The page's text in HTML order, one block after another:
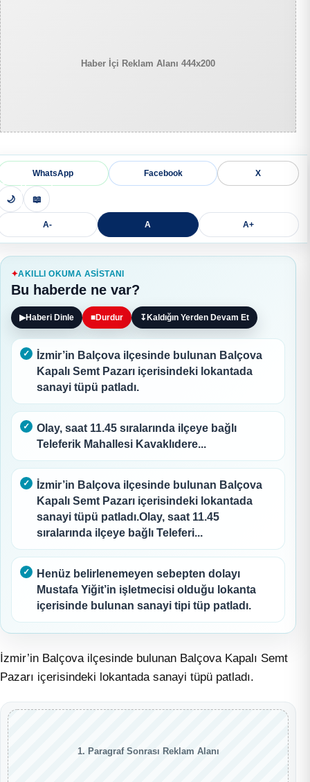
Haber İçi Reklam Alanı 444x200
WhatsApp Facebook X
🌙 📖
A- A A+
AKILLI OKUMA ASISTANI
Bu haberde ne var?
▶Haberi Dinle ■Durdur ↧ Kaldığın Yerden Devam Et
İzmir’in Balçova ilçesinde bulunan Balçova
Kapalı Semt Pazarı içerisindeki lokantada
sanayi tüpü patladı.
Olay, saat 11.45 sıralarında ilçeye bağlı
Teleferik Mahallesi Kavaklıdere...
İzmir’in Balçova ilçesinde bulunan Balçova
Kapalı Semt Pazarı içerisindeki lokantada
sanayi tüpü patladı.Olay, saat 11.45
sıralarında ilçeye bağlı Teleferi...
Henüz belirlenemeyen sebepten dolayı
Mustafa Yiğit’in işletmecisi olduğu lokanta
içerisinde bulunan sanayi tipi tüp patladı.
İzmir’in Balçova ilçesinde bulunan Balçova Kapalı Semt
Pazarı içerisindeki lokantada sanayi tüpü patladı.
1. Paragraf Sonrası Reklam Alanı